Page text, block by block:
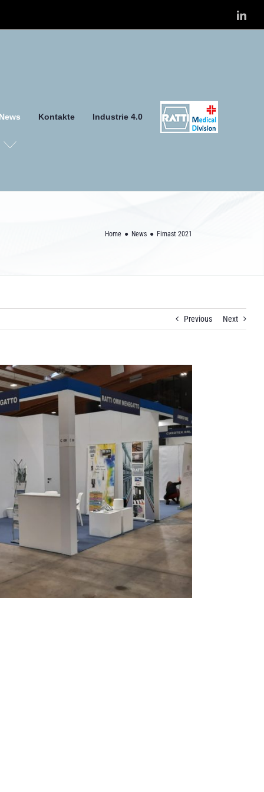
News Kontakte Industrie 4.0
Home News Fimast 2021
Previous Next